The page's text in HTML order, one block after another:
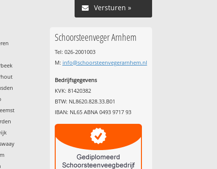
Versturen »
Schoorsteenveger Arnhem
Tel: 026-2001003
M: info@schoorsteenvegerarnhem.nl
Bedrijfsgegevens
KVK: 81420382
BTW: NL8620.828.33.B01
IBAN: NL65 ABNA 0493 9717 93